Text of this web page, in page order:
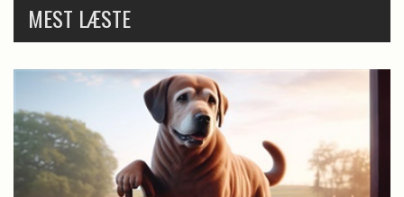
MEST LÆSTE